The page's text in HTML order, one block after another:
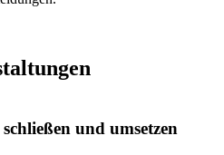
und umsetzen